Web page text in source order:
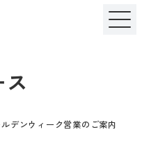
ルデンウィーク営業のご案内